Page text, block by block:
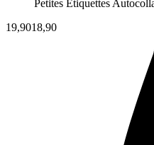
Petites Étiquettes
19,9018,90